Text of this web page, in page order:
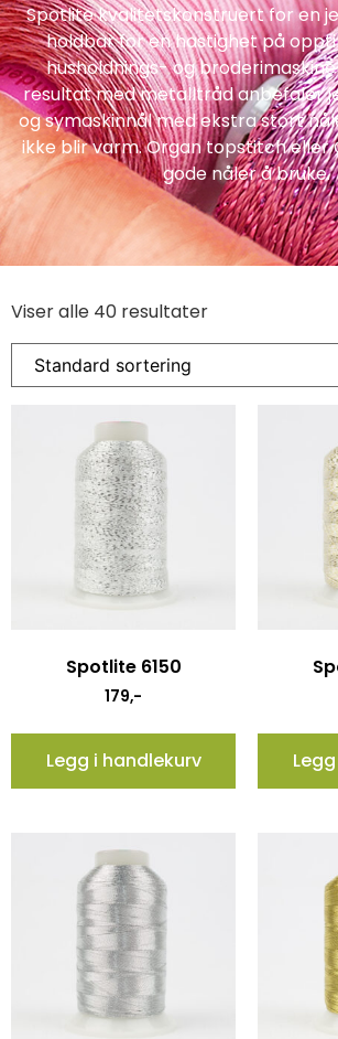
Spotlite kvalitetskonstruert for en
holdbar for en hastighet på
husholdnings- og
resultat med metalltråd anbefaler
og symaskinnål med ekstra stort
ikke blir varm. Organ topstitch eller
gode nåler å bruke.
Viser alle 40 resultater
Spotlite 6150
179,-
Legg i handlekurv